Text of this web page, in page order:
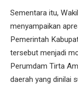
Sementara itu,
menyampaikan
Pemerintah
tersebut menjadi
Perumdam Tirta
daerah yang dinilai